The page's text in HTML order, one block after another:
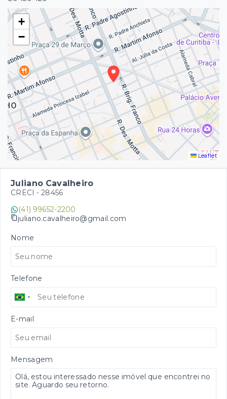
+
−
Leaflet
Juliano Cavalheiro
CRECI - 28456
(41) 99652-2200
juliano.cavalheiro@gmail.com
Nome
Telefone
E-mail
Mensagem